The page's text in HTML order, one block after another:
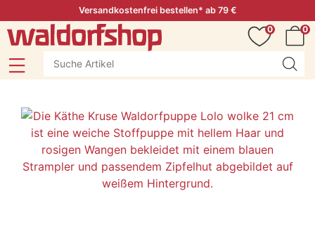
Versandkostenfrei bestellen* ab 79 €
0
0